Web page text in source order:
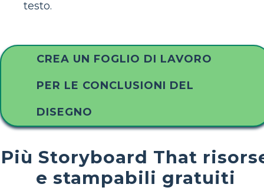
testo.
CREA UN FOGLIO DI LAVORO
PER LE CONCLUSIONI DEL
DISEGNO
Più Storyboard That
e stampabili gratuiti